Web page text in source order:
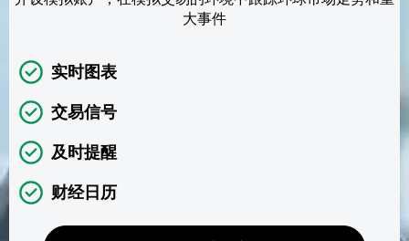
大事件
实时图表
交易信号
及时提醒
财经日历